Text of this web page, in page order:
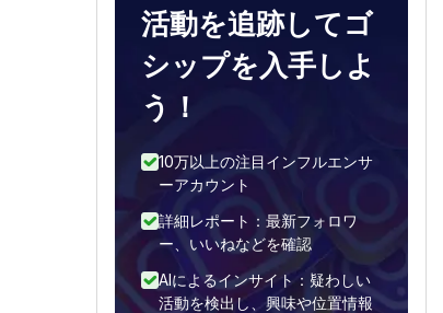
活動を追跡してゴ
シップを入手しよ
う！
10万以上の注目インフルエンサ
ーアカウント
詳細レポート：最新フォロワ
ー、いいねなどを確認
AIによるインサイト：疑わしい
活動を検出し、興味や位置情報